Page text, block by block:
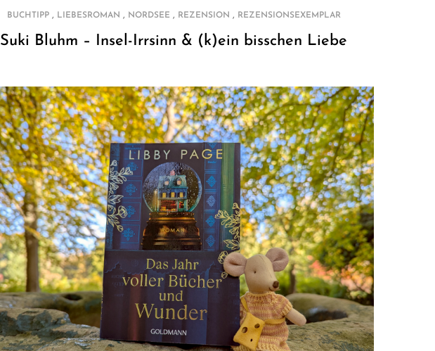
BUCHTIPP, LIEBESROMAN , NORDSEE , REZENSION , REZENSIONSEXEMPLAR
Suki Bluhm – Insel-Irrsinn & (k)ein bisschen Liebe